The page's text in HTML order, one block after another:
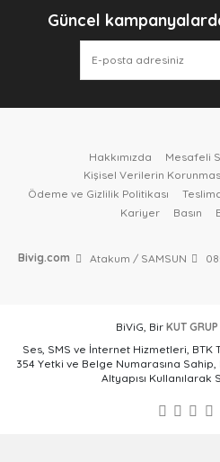
Güncel
Hakkımızda
Mesafeli
Kişisel Verilerin
Ödeme ve Gizlilik Politikası
Kariyer
Basın
Bivig.com Atakum / SAMSUN
BiViG, Bir KUT GRUP
Ses, SMS ve İnternet Hizmetleri, BTK
354 Yetki ve Belge Numarasına
Altyapısı Kullanılarak